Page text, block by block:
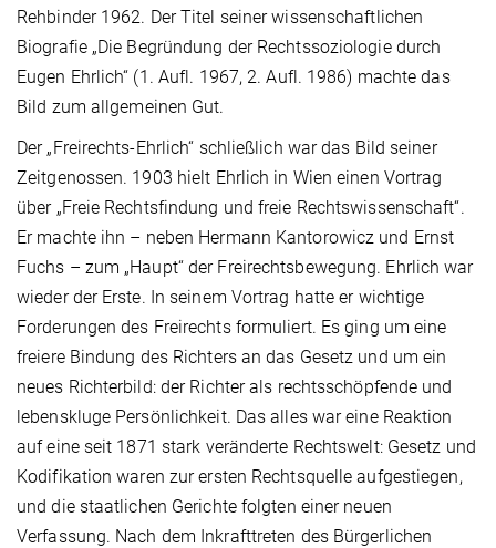
Rehbinder 1962. Der Titel seiner wissenschaftlichen
Biografie „Die Begründung der Rechtssoziologie durch
Eugen Ehrlich“ (1. Aufl. 1967, 2. Aufl. 1986) machte das
Bild zum allgemeinen Gut.
Der „Freirechts-Ehrlich“ schließlich war das Bild seiner
Zeitgenossen. 1903 hielt Ehrlich in Wien einen Vortrag
über „Freie Rechtsfindung und freie Rechtswissenschaft“.
Er machte ihn – neben Hermann Kantorowicz und Ernst
Fuchs – zum „Haupt“ der Freirechtsbewegung. Ehrlich war
wieder der Erste. In seinem Vortrag hatte er wichtige
Forderungen des Freirechts formuliert. Es ging um eine
freiere Bindung des Richters an das Gesetz und um ein
neues Richterbild: der Richter als rechtsschöpfende und
lebenskluge Persönlichkeit. Das alles war eine Reaktion
auf eine seit 1871 stark veränderte Rechtswelt: Gesetz und
Kodifikation waren zur ersten Rechtsquelle aufgestiegen,
und die staatlichen Gerichte folgten einer neuen
Verfassung. Nach dem Inkrafttreten des Bürgerlichen